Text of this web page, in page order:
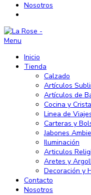
Nosotros
Menu
Inicio
Tienda
Calzado
Artículos
Artículos de
Cocina y
Linea de
Carteras y
Jabones
Iluminación
Articulos
Aretes y
Decoración y
Contacto
Nosotros